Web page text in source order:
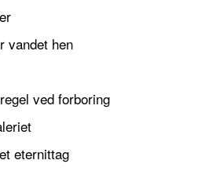
vandet hen
ved forboring
eternittag